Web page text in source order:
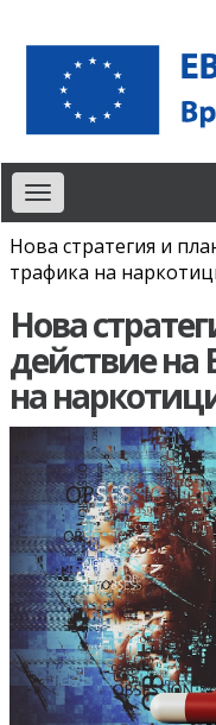
Toggle
navigation
Нова стратегия и
трафика на
Нова
действие на
на